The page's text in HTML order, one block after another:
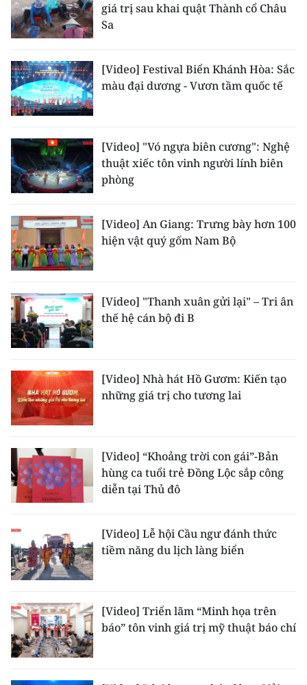
Ảnh
Infographic
TIN MỚI
TIN ĐỊA PHƯƠNG
Trung du và miền núi phía Bắc
Đồng bằng sông Hồng
Duyên hải Nam Trung Bộ và Tây
Nguyên
Đồng bằng sông Cửu Long
Chuyên trang Hà Nội
Chuyên trang TP. Hồ Chí Minh
CHUYÊN ĐỀ
VỀ BÁO NHÂN DÂN
NHÂN DÂN CUỐI TUẦN
NHÂN DÂN HẰNG THÁNG
MUA BÁO
ĐỌC BÁO IN
giá trị sau khai quật Thành cổ Châu
Sa
[Video] Festival Biển Khánh Hòa: Sắc
màu đại dương - Vươn tầm quốc tế
[Video] "Vó ngựa biên cương": Nghệ
thuật xiếc tôn vinh người lính biên
phòng
[Video] An Giang: Trưng bày hơn 100
hiện vật quý gốm Nam Bộ
[Video] "Thanh xuân gửi lại" – Tri ân
thế hệ cán bộ đi B
[Video] Nhà hát Hồ Gươm: Kiến tạo
những giá trị cho tương lai
[Video] “Khoảng trời con gái”-Bản
hùng ca tuổi trẻ Đồng Lộc sắp công
diễn tại Thủ đô
[Video] Lễ hội Cầu ngư đánh thức
tiềm năng du lịch làng biển
[Video] Triển lãm “Minh họa trên
báo” tôn vinh giá trị mỹ thuật báo chí